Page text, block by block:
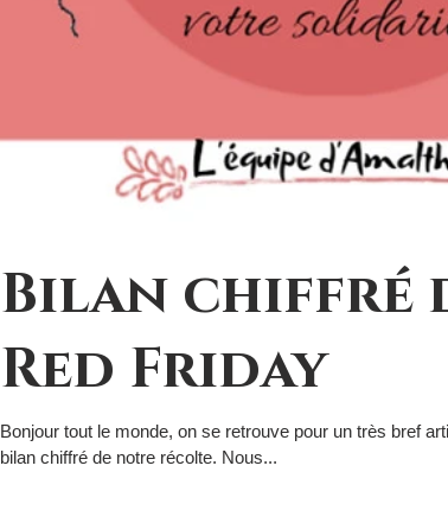
Bilan chiffré
Red Friday
Bonjour tout le monde, on se retrouve pour un très bref
bilan chiffré de notre récolte. Nous...